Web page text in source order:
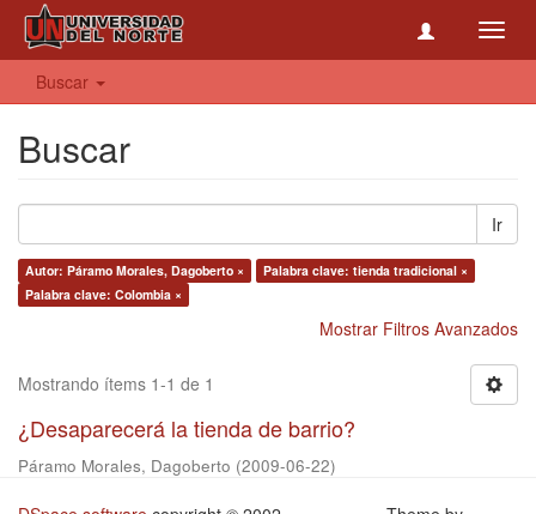
Buscar
Buscar
Ir
Autor: Páramo Morales, Dagoberto ×
Palabra clave: tienda tradicional ×
Palabra clave: Colombia ×
Mostrar Filtros Avanzados
Mostrando ítems 1-1 de 1
¿Desaparecerá la tienda de barrio?
Páramo Morales, Dagoberto (2009-06-22)